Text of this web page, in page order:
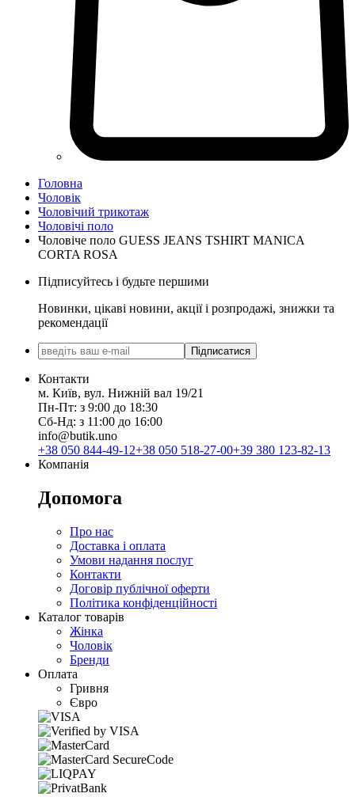
Головна
Чоловік
Чоловічий трикотаж
Чоловічі поло
Чоловіче поло GUESS JEANS TSHIRT MANICA
CORTA ROSA
Підписуйтесь і будьте першими
Новинки, цікаві новини, акції і розпродажі, знижки та
рекомендації
Підписатися
Контакти
м. Київ, вул. Нижній вал 19/21
Пн-Пт: з 9:00 до 18:30
Сб-Нд: з 11:00 до 16:00
info@butik.uno
+38 050 844-49-12+38 050 518-27-00+39 380 123-82-13
Компанія
Допомога
Про нас
Доставка і оплата
Умови надання послуг
Контакти
Договір публічної оферти
Політика конфіденційності
Каталог товарів
Жінка
Чоловік
Бренди
Оплата
Гривня
Євро